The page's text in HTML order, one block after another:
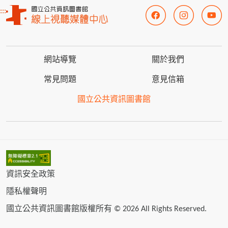
:::
網站導覽 關於我們
常見問題 意見信箱
國立公共資訊圖書館
資訊安全政策
隱私權聲明
國立公共資訊圖書館版權所有 © 2026 All Rights Reserved.